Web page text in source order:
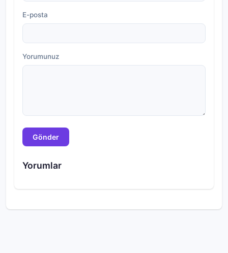
E-posta
Yorumunuz
Gönder
Yorumlar